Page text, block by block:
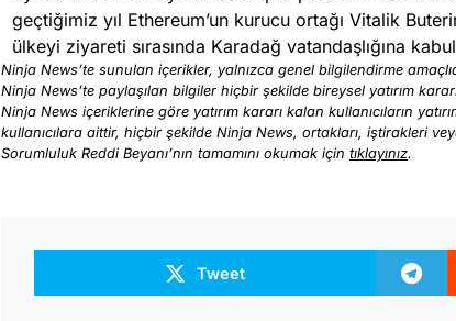
geçtiğimiz yıl Ethereum’un kurucu ortağı Vitalik
ülkeyi ziyareti sırasında Karadağ vatandaşlığına
Ninja News’te sunulan içerikler, yalnızca genel bilgilendirme
Ninja News’te paylaşılan bilgiler hiçbir şekilde bireysel yatırım
Ninja News içeriklerine göre yatırım kararı kalan kullanıcıların
kullanıcılara aittir, hiçbir şekilde Ninja News, ortakları, iştirakleri
Sorumluluk Reddi Beyanı’nın tamamını okumak için tıklayınız.
Tweet